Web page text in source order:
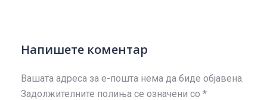
Напишете коментар
Вашата адреса за е-пошта нема да биде објавена.
Задолжителните полиња се означени со *